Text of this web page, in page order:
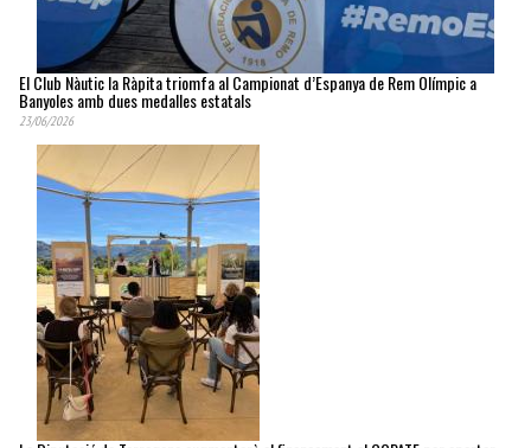
El Club Nàutic la Ràpita triomfa al Campionat d’Espanya de Rem Olímpic a
Banyoles amb dues medalles estatals
23/06/2026